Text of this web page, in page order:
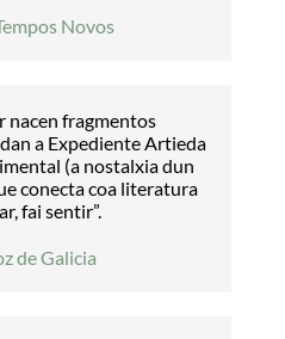
Novos
nacen fragmentos
a Expediente Artieda
(a nostalxia dun
conecta coa literatura
fai sentir”.
de Galicia